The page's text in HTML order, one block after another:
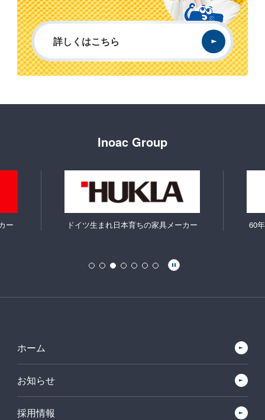
詳しくはこちら
Inoac Group
ー ドイツ生まれ日本育ちの家具メーカー 60
ホーム
お知らせ
採用情報